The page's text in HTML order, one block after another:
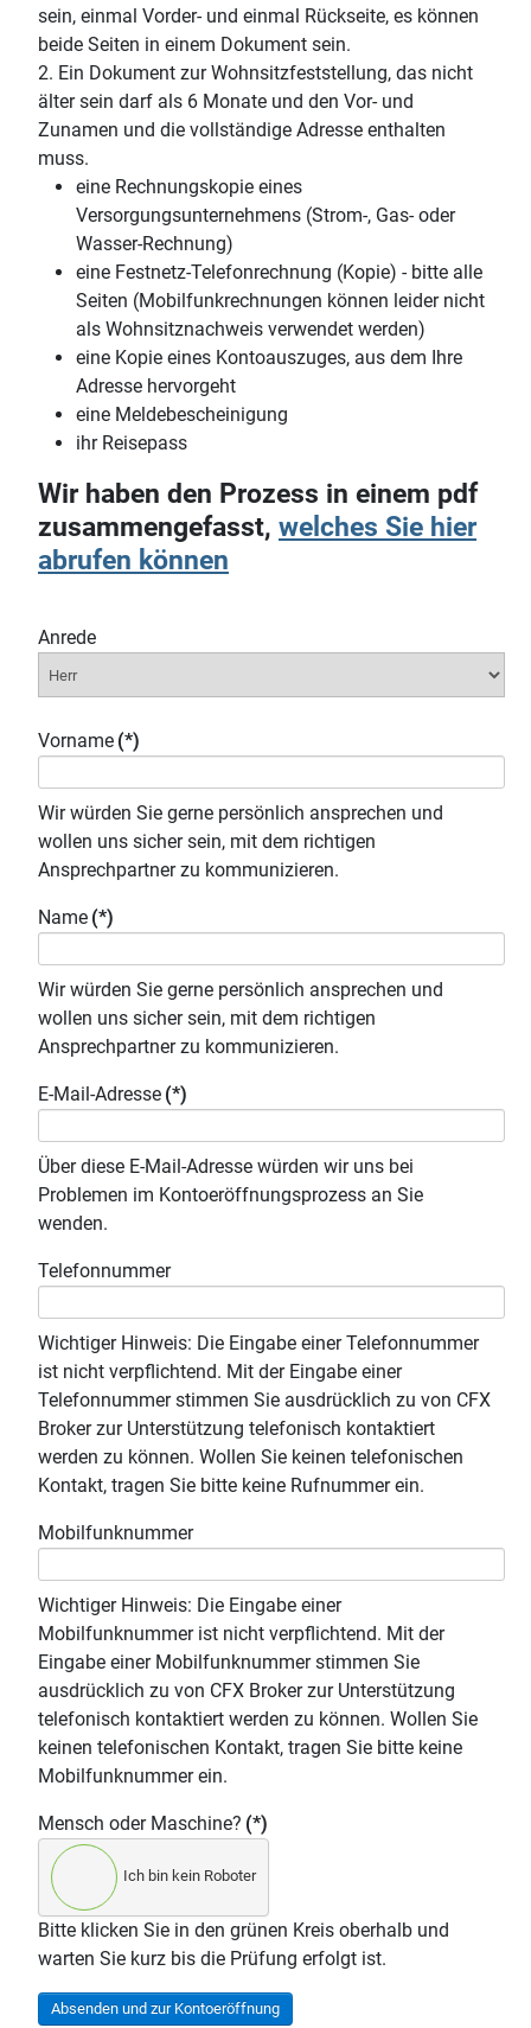
sein, einmal Vorder- und einmal Rückseite, es können
beide Seiten in einem Dokument sein.
2. Ein Dokument zur Wohnsitzfeststellung, das nicht
älter sein darf als 6 Monate und den Vor- und
Zunamen und die vollständige Adresse enthalten
muss.
eine Rechnungskopie eines
Versorgungsunternehmens (Strom-, Gas- oder
Wasser-Rechnung)
eine Festnetz-Telefonrechnung (Kopie) - bitte alle
Seiten (Mobilfunkrechnungen können leider nicht
als Wohnsitznachweis verwendet werden)
eine Kopie eines Kontoauszuges, aus dem Ihre
Adresse hervorgeht
eine Meldebescheinigung
ihr Reisepass
Wir haben den Prozess in einem pdf
zusammengefasst, welches Sie hier
abrufen können
Anrede
Vorname (*)
Wir würden Sie gerne persönlich ansprechen und
wollen uns sicher sein, mit dem richtigen
Ansprechpartner zu kommunizieren.
Name (*)
Wir würden Sie gerne persönlich ansprechen und
wollen uns sicher sein, mit dem richtigen
Ansprechpartner zu kommunizieren.
E-Mail-Adresse (*)
Über diese E-Mail-Adresse würden wir uns bei
Problemen im Kontoeröffnungsprozess an Sie
wenden.
Telefonnummer
Wichtiger Hinweis: Die Eingabe einer Telefonnummer
ist nicht verpflichtend. Mit der Eingabe einer
Telefonnummer stimmen Sie ausdrücklich zu von CFX
Broker zur Unterstützung telefonisch kontaktiert
werden zu können. Wollen Sie keinen telefonischen
Kontakt, tragen Sie bitte keine Rufnummer ein.
Mobilfunknummer
Wichtiger Hinweis: Die Eingabe einer
Mobilfunknummer ist nicht verpflichtend. Mit der
Eingabe einer Mobilfunknummer stimmen Sie
ausdrücklich zu von CFX Broker zur Unterstützung
telefonisch kontaktiert werden zu können. Wollen Sie
keinen telefonischen Kontakt, tragen Sie bitte keine
Mobilfunknummer ein.
Mensch oder Maschine? (*)
Ich bin kein Roboter
Bitte klicken Sie in den grünen Kreis oberhalb und
warten Sie kurz bis die Prüfung erfolgt ist.
Absenden und zur Kontoeröffnung